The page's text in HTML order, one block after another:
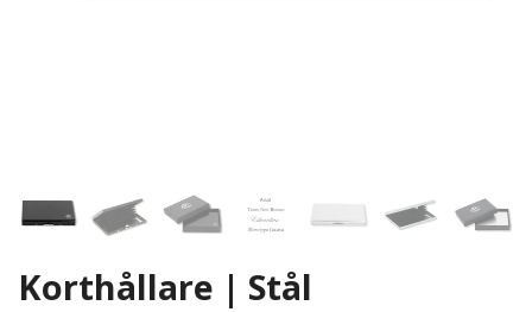
Korthållare | Stål